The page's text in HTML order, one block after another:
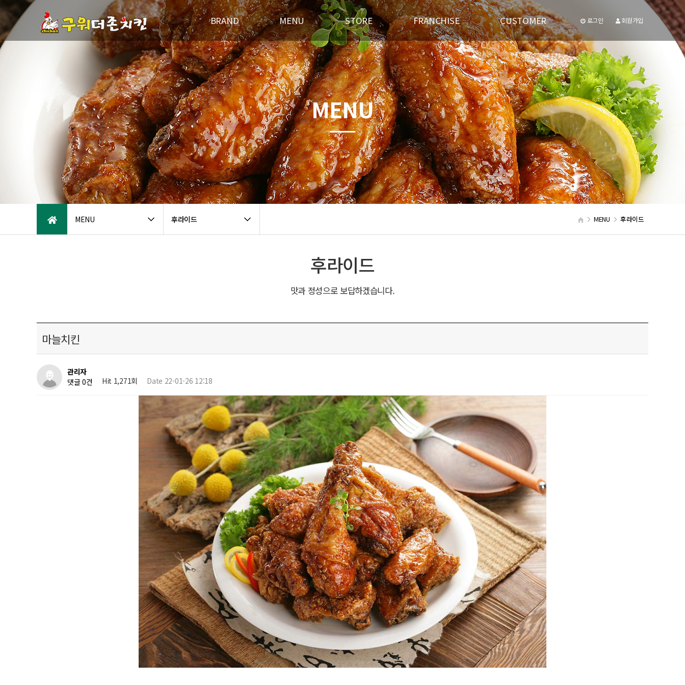
BRAND
브랜드스토리
연혁
패밀리브랜드소개
오시는 길
MENU
후라이드
오븐구이
기타안주
STORE
전국매장찾기
가맹점 홍보실
인테리어
FRANCHISE
창업경쟁력
개설절차
창업상담
CUSTOMER
공지사항
유투브동영상
로그인 회원가입
MENU 후라이드 MENU 후라이드
MENU
후라이드
맛과 정성으로 보답하겠습니다.
마늘치킨
관리자
댓글 0건
Hit 1,271회 Date 22-01-26 12:18